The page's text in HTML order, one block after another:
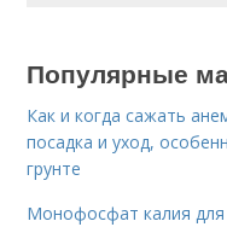
Популярные
Как и когда сажать
посадка и уход,
грунте
Монофосфат калия